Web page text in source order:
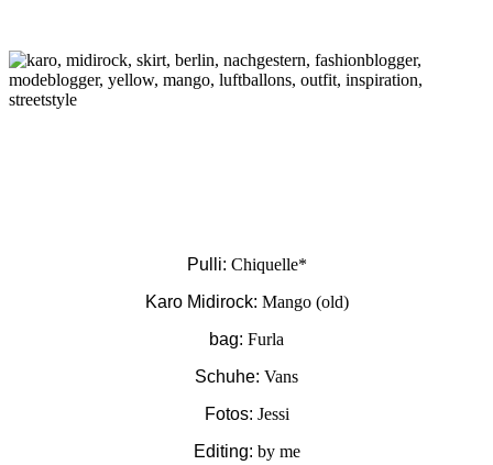
Pulli: Chiquelle*
Karo Midirock: Mango (old)
bag: Furla
Schuhe: Vans
Fotos: Jessi
Editing: by me